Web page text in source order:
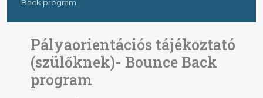
Back program
Pályaorientációs tájékoztató
(szülőknek)- Bounce Back
program